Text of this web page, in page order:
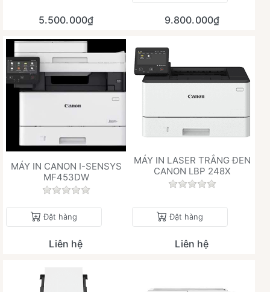
5.500.000₫ 9.800.000₫
MÁY IN CANON I-SENSYS
MF453DW
Chưa có đánh giá nào cho sản phẩm này.
Đặt hàng
Liên hệ
MÁY IN LASER TRẮNG ĐEN
CANON LBP 248X
Chưa có đánh giá
Đặt hàng
Liên hệ